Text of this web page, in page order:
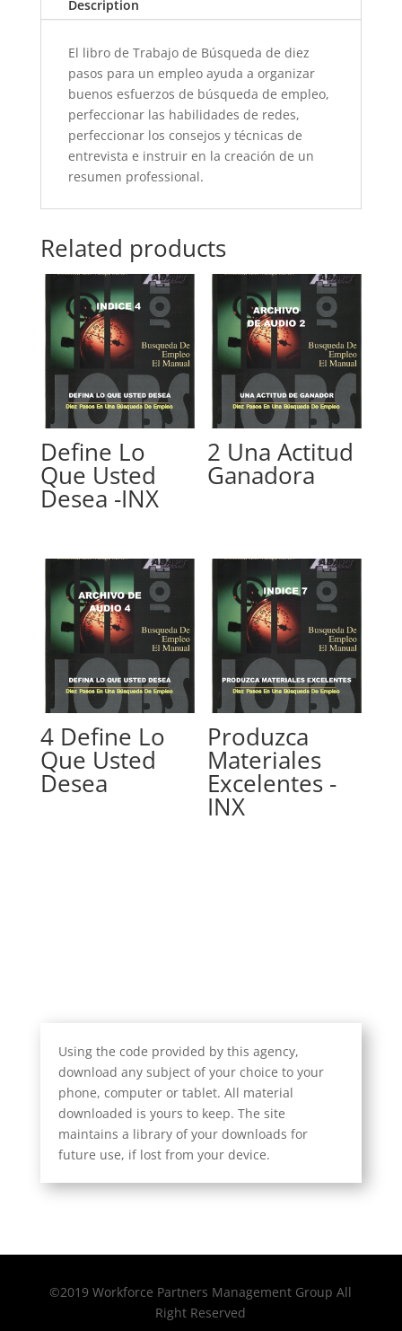
(TEN
SEARCH)
quantity
a
i
v
e
:
Description
El libro de Trabajo de Búsqueda de diez
pasos para un empleo ayuda a organizar
buenos esfuerzos de búsqueda de empleo,
perfeccionar las habilidades de redes,
perfeccionar los consejos y técnicas de
entrevista e instruir en la creación de un
resumen professional.
Related products
Define Lo
Que Usted
Desea -INX
2 Una Actitud
Ganadora
4 Define Lo
Que Usted
Desea
Produzca
Materiales
Excelentes -
INX
Using the code provided by this agency,
download any subject of your choice to your
phone, computer or tablet. All material
downloaded is yours to keep. The site
maintains a library of your downloads for
future use, if lost from your device.
©2019 Workforce Partners Management Group All
Right Reserved